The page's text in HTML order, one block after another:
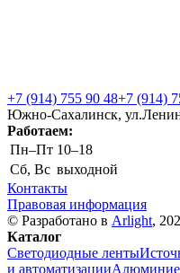
+7 (914) 755 90 48+7 (914)
Южно-Сахалинск,
Работаем:
Пн–Пт 10–18
Сб, Вс выходной
Контакты
Правовая информация
© Разработано в Arlight,
Каталог
Светодиодные ленты
и автоматизации